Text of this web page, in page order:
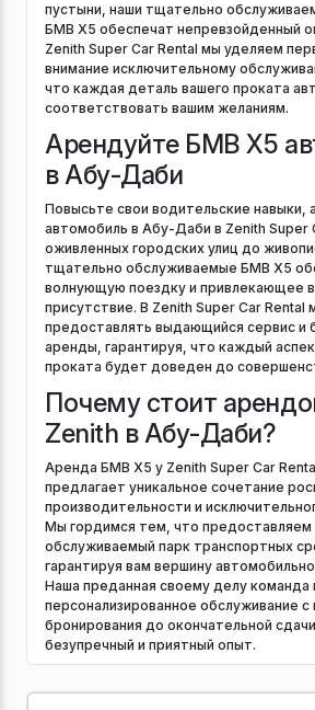
пустыни, наши тщательно
БМВ Х5 обеспечат непревзойденный
Zenith Super Car Rental мы уделяем
внимание исключительному
что каждая деталь вашего проката
соответствовать вашим желаниям.
Арендуйте БМВ Х5
в Абу-Даби
Повысьте свои водительские навыки,
автомобиль в Абу-Даби в Zenith Super
оживленных городских улиц до
тщательно обслуживаемые БМВ Х5
волнующую поездку и привлекающее
присутствие. В Zenith Super Car Rental
предоставлять выдающийся сервис и
аренды, гарантируя, что каждый
проката будет доведен до
Почему стоит
Zenith в Абу-Даби?
Аренда БМВ Х5 у Zenith Super Car
предлагает уникальное сочетание
производительности и
Мы гордимся тем, что
обслуживаемый парк транспортных
гарантируя вам вершину
Наша преданная своему делу команда
персонализированное обслуживание
бронирования до окончательной
безупречный и приятный опыт.